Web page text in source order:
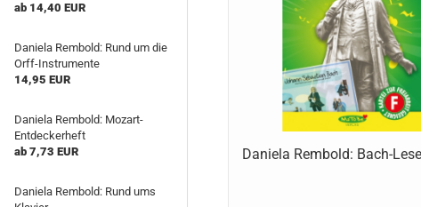
Daniela Rembold: Bach-
ab 14,40 EUR
Daniela Rembold: Rund um die
Orff-Instrumente
14,95 EUR
Daniela Rembold: Mozart-
Entdeckerheft
ab 7,73 EUR
Daniela Rembold: Rund ums